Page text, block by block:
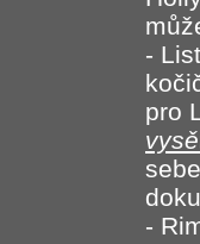
-
pro
-